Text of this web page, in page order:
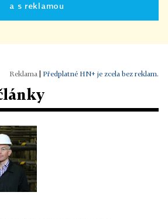
a s reklamou
Předplatné HN+ je zcela bez reklam.